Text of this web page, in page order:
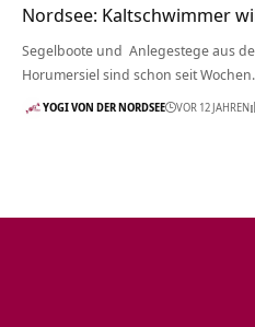
Nordsee: Kaltschwimmer
Segelboote und Anlegestege aus
Horumersiel sind schon seit
YOGI VON DER NORDSEE VOR 12 JAHREN